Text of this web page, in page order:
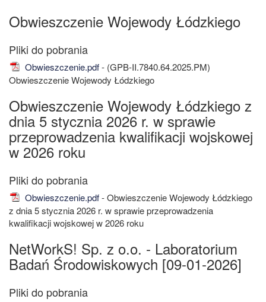
Obwieszczenie Wojewody Łódzkiego
Obwieszczenie.pdf- (GPB-II.7840.64.2025.PM)
Obwieszczenie Wojewody Łódzkiego
Obwieszczenie Wojewody Łódzkiego z
dnia 5 stycznia 2026 r. w sprawie
przeprowadzenia kwalifikacji wojskowej
w 2026 roku
Obwieszczenie.pdf- Obwieszczenie Wojewody Łódzkiego
z dnia 5 stycznia 2026 r. w sprawie przeprowadzenia
kwalifikacji wojskowej w 2026 roku
NetWorkS! Sp. z o.o. - Laboratorium
Badań Środowiskowych [09-01-2026]